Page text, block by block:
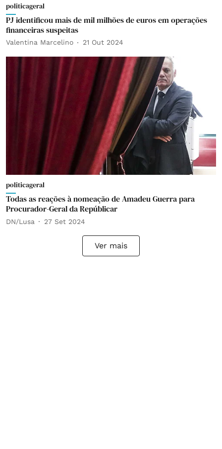
politicageral
PJ identificou mais de mil milhões de euros em operações
financeiras suspeitas
Valentina Marcelino 21 Out 2024
politicageral
Todas as reações à nomeação de Amadeu Guerra para
Procurador-Geral da Repúblicar
DN/Lusa 27 Set 2024
Ver mais